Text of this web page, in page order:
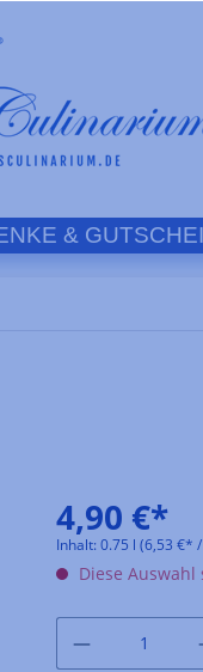
&
4,90 €*
Inhalt: 0.75 l (6,53 €*
Diese